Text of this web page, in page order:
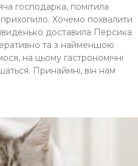
господарка, помітила
Хочемо похвалити
доставила Персика
та з найменшою
на цьому гастрономічні
Принаймні, він нам